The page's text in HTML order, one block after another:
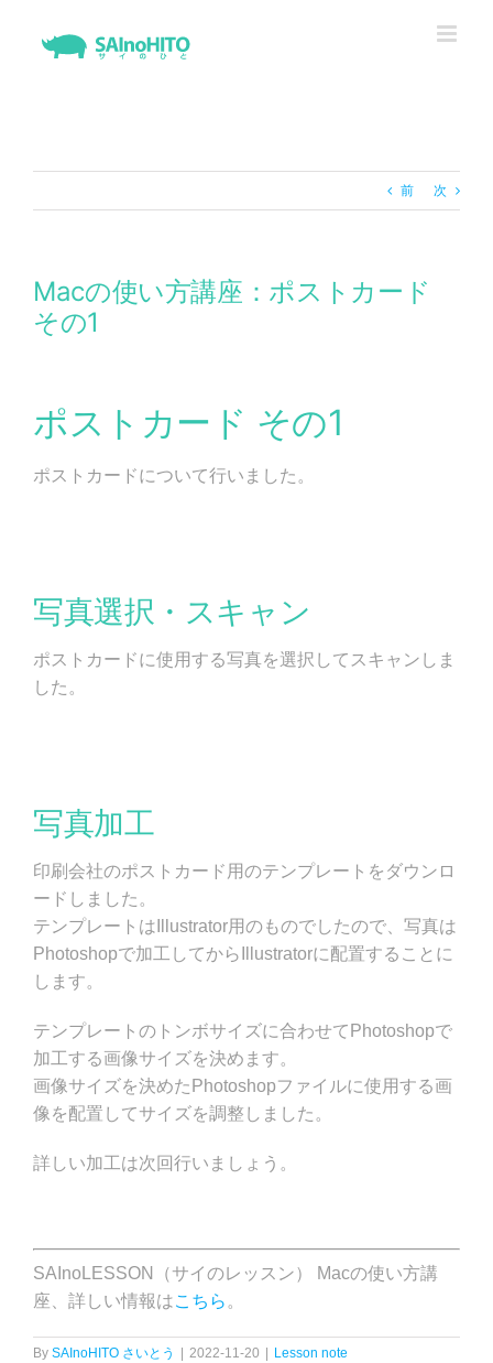
前 次
Macの使い方講座：ポストカード
その1
ポストカード その1
ポストカードについて行いました。
写真選択・スキャン
ポストカードに使用する写真を選択してスキャンしま
した。
写真加工
印刷会社のポストカード用のテンプレートをダウンロ
ードしました。
テンプレートはIllustrator用のものでしたので、写真は
Photoshopで加工してからIllustratorに配置することに
します。
テンプレートのトンボサイズに合わせてPhotoshopで
加工する画像サイズを決めます。
画像サイズを決めたPhotoshopファイルに使用する画
像を配置してサイズを調整しました。
詳しい加工は次回行いましょう。
SAInoLESSON（サイのレッスン） Macの使い方講
座、詳しい情報はこちら 。
By SAInoHITO さいとう 2022-11-20 Lesson note